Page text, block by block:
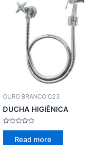
OURO BRANCO C23
DUCHA HIGIÊNICA
Rated
Read more